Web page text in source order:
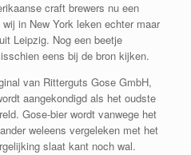
craft brewers nu een
in New York leken echter maar
Leipzig. Nog een beetje
eens bij de bron kijken.
van Ritterguts Gose GmbH,
aangekondigd als het oudste
Gose-bier wordt vanwege het
weleens vergeleken met het
slaat kant noch wal.